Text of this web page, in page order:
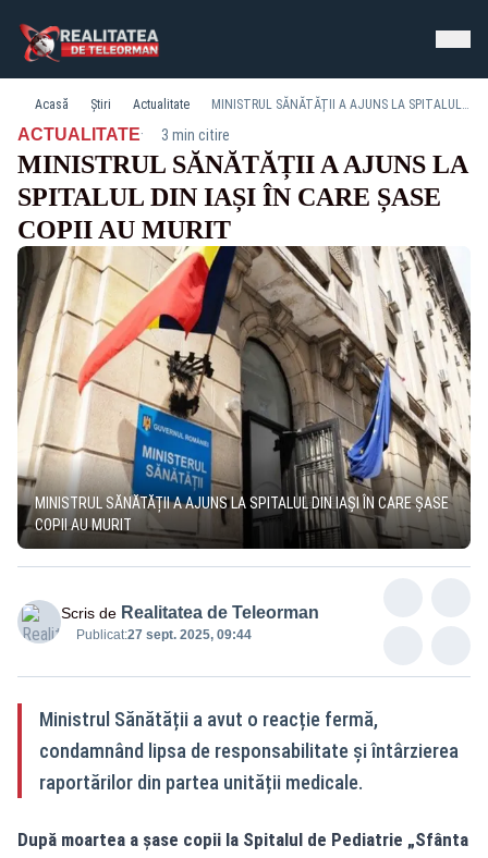
Acasă Știri Actualitate MINISTRUL SĂNĂTĂȚII A AJUNS LA SPITALUL DIN IAȘI ÎN CARE ȘASE COPII AU MURIT
ACTUALITATE· 3 min citire
MINISTRUL SĂNĂTĂȚII A AJUNS LA
SPITALUL DIN IAȘI ÎN CARE ȘASE
COPII AU MURIT
MINISTRUL SĂNĂTĂȚII A AJUNS LA SPITALUL DIN IAȘI ÎN CARE ȘASE
COPII AU MURIT
Scris de Realitatea de Teleorman
Publicat:27 sept. 2025, 09:44
Ministrul Sănătății a avut o reacție fermă,
condamnând lipsa de responsabilitate și întârzierea
raportărilor din partea unității medicale.
După moartea a șase copii la Spitalul de Pediatrie „Sfânta